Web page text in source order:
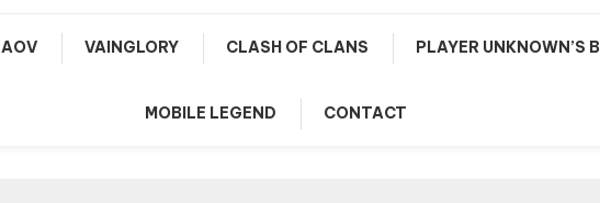
AOV VAINGLORY CLASH OF CLANS PLAYER UNKNOWN’S
MOBILE LEGEND CONTACT